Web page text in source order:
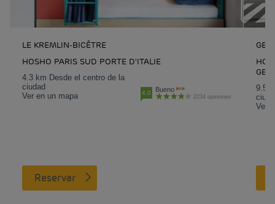
LE KREMLIN-BICÊTRE
HOSHO PARIS SUD PORTE D'ITALIE
4.3 km Desde el centro de la
ciudad
Ver en un mapa
4.0 Bueno
2234 opiniones
Reservar
9.5
Ver